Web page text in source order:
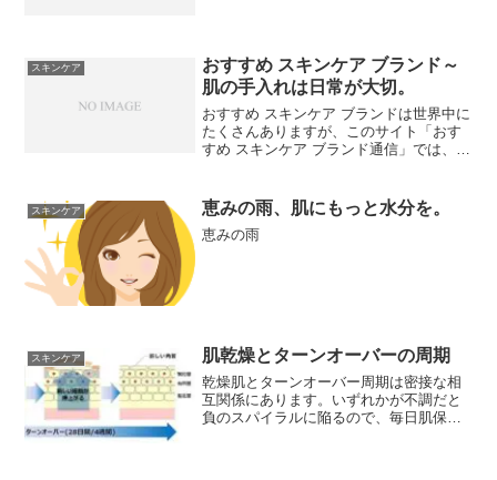
い日和ですね。...
スキンケア
おすすめ スキンケア ブランド～
肌の手入れは日常が大切。
おすすめ スキンケア ブランドは世界中に
たくさんありますが、このサイト「おす
すめ スキンケア ブランド通信」では、日
す。日本の土壌は世界でも有数の水大国
です。良質な水で...
スキンケア 恵みの雨、肌にもっと水分を。
恵みの雨
スキンケア 肌乾燥とターンオーバーの周期
乾燥肌とターンオーバー周期は密接な相
互関係にあります。いずれかが不調だと
負のスパイラルに陥るので、毎日肌保水